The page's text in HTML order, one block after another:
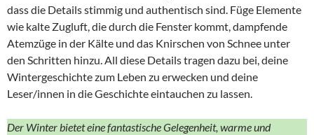
dass die Details stimmig und authentisch sind. Füge Elemente
wie kalte Zugluft, die durch die Fenster kommt, dampfende
Atemzüge in der Kälte und das Knirschen von Schnee unter
den Schritten hinzu. All diese Details tragen dazu bei, deine
Wintergeschichte zum Leben zu erwecken und deine
Leser/innen in die Geschichte eintauchen zu lassen.
Der Winter bietet eine fantastische Gelegenheit, warme und